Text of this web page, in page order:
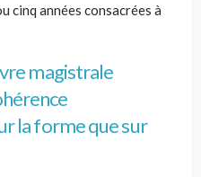
cinq années consacrées à
magistrale
la forme que sur